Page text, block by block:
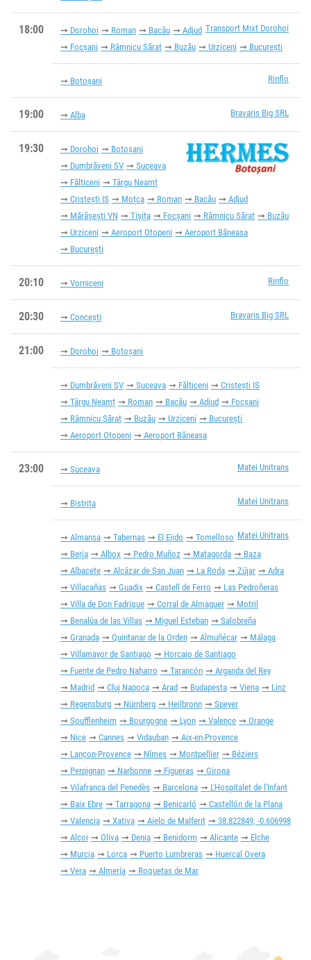
18:00 Transport Mixt Dorohoi
Dorohoi Roman Bacău
Adjud
Focșani
Râmnicu Sărat Buzău Urziceni București
Rinflo
Botoșani
19:00 Bravaris Big SRL
Alba
19:30 Dorohoi
Botoșani
Dumbrăveni SV
Suceava
Fălticeni
Târgu Neamț
Cristești IS
Moțca Roman Bacău
Adjud
Mărășești VN
Tișița Focșani Râmnicu Sărat
Buzău
Urziceni
Aeroport Otopeni
Aeroport Băneasa
București
20:10 Rinflo
Vorniceni
20:30 Bravaris Big SRL
Concești
21:00 Dorohoi Botoșani
Dumbrăveni SV Suceava Fălticeni
Cristești IS
Târgu Neamț
Roman Bacău Adjud
Focșani
Râmnicu Sărat
Buzău Urziceni
București
Aeroport Otopeni
Aeroport Băneasa
23:00 Matei Unitrans
Suceava
Matei Unitrans
Bistrița
Matei Unitrans
Almansa Tabernas El Ejido
Tomelloso
Berja
Albox Pedro Muñoz Matagorda
Baza
Albacete
Alcázar de San Juan La Roda Zújar
Adra
Villacañas
Guadix Castell de Ferro
Las Pedroñeras
Villa de Don Fadrique
Corral de Almaguer
Motril
Benalúa de las Villas
Miguel Esteban
Salobreña
Granada
Quintanar de la Orden Almuñécar
Málaga
Villamayor de Santiago
Horcajo de Santiago
Fuente de Pedro Naharro
Tarancón
Arganda del Rey
Madrid
Cluj Napoca Arad Budapesta Viena
Linz
Regensburg
Nürnberg Heilbronn
Speyer
Soufflenheim
Bourgogne Lyon Valence
Orange
Nice
Cannes Vidauban
Aix-en-Provence
Lançon-Provence
Nîmes Montpellier
Béziers
Perpignan
Narbonne Figueras
Girona
Vilafranca del Penedès
Barcelona
L'Hospitalet de l'Infant
Baix Ebre
Tarragona Benicarló
Castellón de la Plana
Valencia
Xativa Aielo de Malferit
38.822849, -0.606998
Alcoi
Oliva Denia Benidorm Alicante
Elche
Murcia
Lorca Puerto Lumbreras
Huercal Overa
Vera
Almería Roquetas de Mar